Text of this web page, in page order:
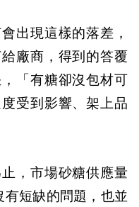
出現這樣的落差，
廠商，得到的答覆
「有糖卻沒包材可
受到影響、架上品
，市場砂糖供應量
短缺的問題，也並